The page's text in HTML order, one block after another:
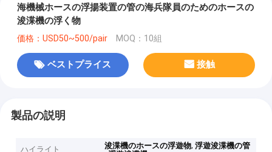
海機械ホースの浮揚装置の管の海兵隊員のためのホースの
浚渫機の浮く物
価格：USD50~500/pair MOQ：10組
ベストプライス 接触
製品の説明
ハイライト 浚渫機のホースの浮遊物,浮遊浚渫機の管